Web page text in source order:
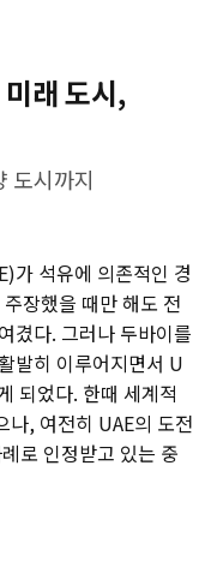
래 도시,
도시까지
가 석유에 의존적인 경
장했을 때만 해도 전
겼다. 그러나 두바이를
발히 이루어지면서 U
되었다. 한때 세계적
나, 여전히 UAE의 도전
로 인정받고 있는 중